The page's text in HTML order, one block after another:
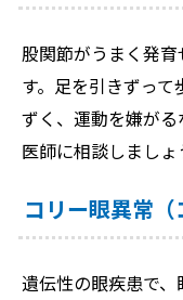
股関節がうまく発
す。足を引きずっ
ずく、運動を嫌が
医師に相談しましょ
コリー眼異常（
遺伝性の眼疾患で